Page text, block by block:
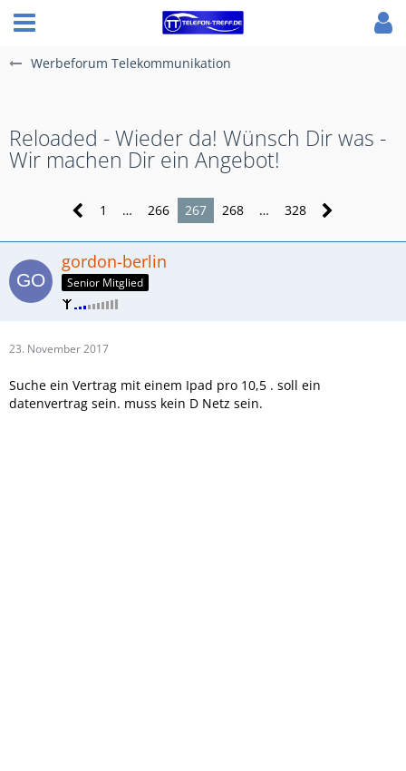
Werbeforum Telekommunikation
Reloaded - Wieder da! Wünsch Dir was -
Wir machen Dir ein Angebot!
1 … 266 267 268 … 328
gordon-berlin
Senior Mitglied
23. November 2017
Suche ein Vertrag mit einem Ipad pro 10,5 . soll ein
datenvertrag sein. muss kein D Netz sein.